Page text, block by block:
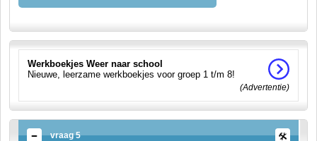
Werkboekjes Weer naar school
Nieuwe, leerzame werkboekjes voor groep 1 t/m 8!
(Advertentie)
vraag 5